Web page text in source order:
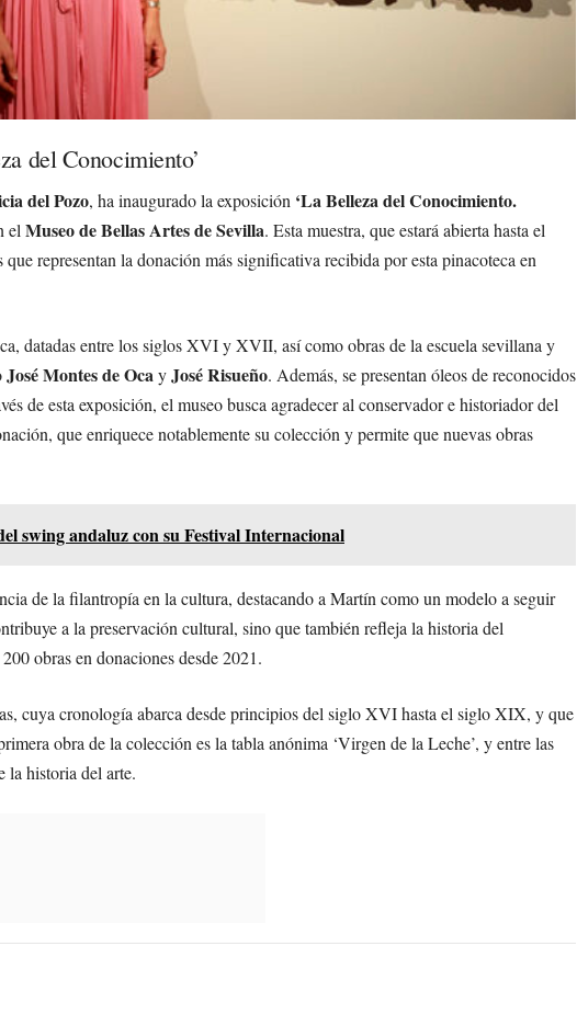
del Conocimiento’
del Pozo, ha inaugurado la exposición ‘La Belleza del Conocimiento.
elMuseo de Bellas Artes de Sevilla. Esta muestra, que estará abierta hasta el
representan la donación más significativa recibida por esta pinacoteca en
datadas entre los siglos XVI y XVII, así como obras de la escuela sevillana y
José Montes de OcayJosé Risueño. Además, se presentan óleos de reconocidos
de esta exposición, el museo busca agradecer al conservador e historiador del
que enriquece notablemente su colección y permite que nuevas obras
swing andaluz con su Festival Internacional
de la filantropía en la cultura, destacando a Martín como un modelo a seguir
a la preservación cultural, sino que también refleja la historia del
obras en donaciones desde 2021.
cuya cronología abarca desde principios del siglo XVI hasta el siglo XIX, y que
obra de la colección es la tabla anónima ‘Virgen de la Leche’, y entre las
la historia del arte.